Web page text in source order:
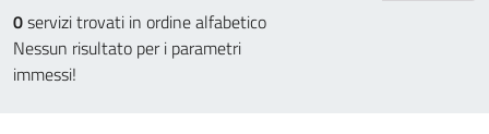
0servizi trovati in ordine alfabetico
Nessun risultato per i parametri
immessi!